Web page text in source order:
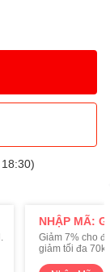
NHẬP MÃ:
Giảm 7% cho
giảm tối đa 70k